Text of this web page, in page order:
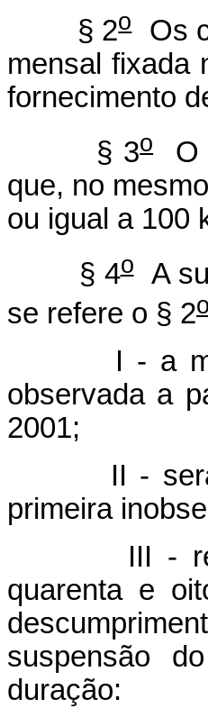
§ 2oOs
mensal fixada
fornecimento
§ 3oO
que, no
ou igual a 100
§ 4oA
se refere o § 2o
I - a meta
observada a
2001;
II - será o
primeira
III -
quarenta e
suspensão
duração: